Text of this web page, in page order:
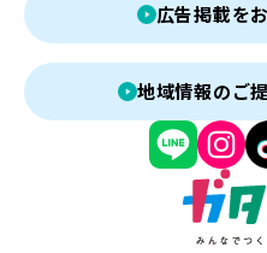
広告掲載を
地域情報のご